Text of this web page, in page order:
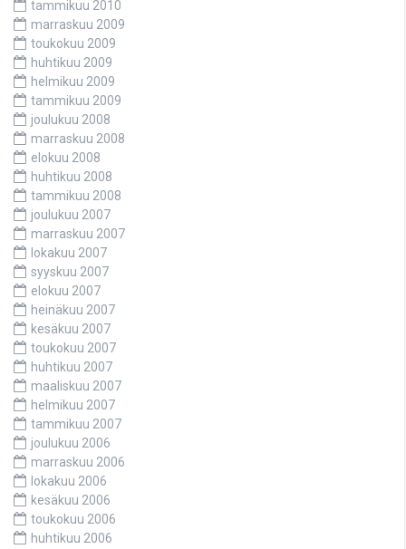
tammikuu 2010
marraskuu 2009
toukokuu 2009
huhtikuu 2009
helmikuu 2009
tammikuu 2009
joulukuu 2008
marraskuu 2008
elokuu 2008
huhtikuu 2008
tammikuu 2008
joulukuu 2007
marraskuu 2007
lokakuu 2007
syyskuu 2007
elokuu 2007
heinäkuu 2007
kesäkuu 2007
toukokuu 2007
huhtikuu 2007
maaliskuu 2007
helmikuu 2007
tammikuu 2007
joulukuu 2006
marraskuu 2006
lokakuu 2006
kesäkuu 2006
toukokuu 2006
huhtikuu 2006